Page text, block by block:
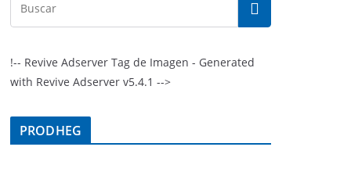
!-- Revive Adserver Tag de Imagen - Generated
with Revive Adserver v5.4.1 -->
PRODHEG